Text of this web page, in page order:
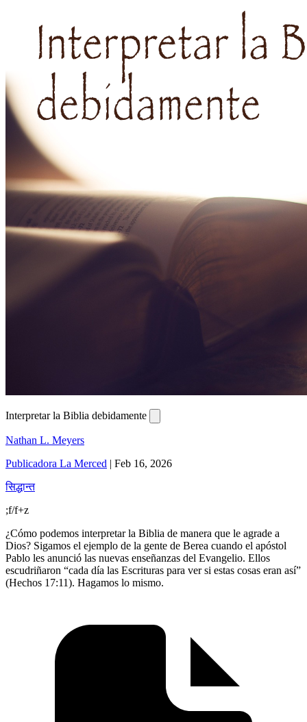
Interpretar la Biblia debidamente
Nathan L. Meyers
Publicadora La Merced | Feb 16, 2026
सिद्धान्त
;f/f+z
¿Cómo podemos interpretar la Biblia de manera que le agrade a
Dios? Sigamos el ejemplo de la gente de Berea cuando el apóstol
Pablo les anunció las nuevas enseñanzas del Evangelio. Ellos
escudriñaron “cada día las Escrituras para ver si estas cosas eran así”
(Hechos 17:11). Hagamos lo mismo.